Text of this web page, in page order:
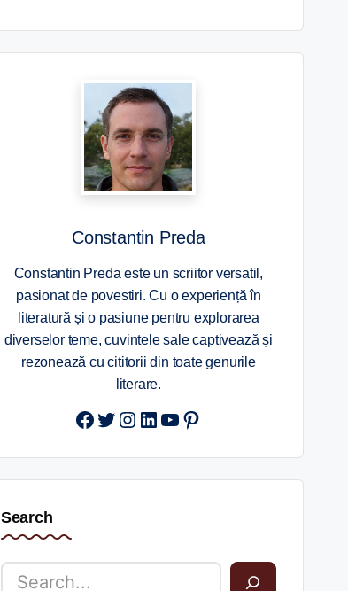
Constantin Preda
Constantin Preda este un scriitor versatil,
pasionat de povestiri. Cu o experiență în
literatură și o pasiune pentru explorarea
diverselor teme, cuvintele sale captivează și
rezonează cu cititorii din toate genurile
literare.
Twitter
Instagram
LinkedIn
YouTube
Pinterest
Search